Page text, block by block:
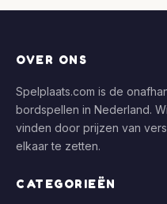
OVER ONS
Spelplaats.com is de
bordspellen in Nederland.
vinden door prijzen van
elkaar te zetten.
CATEGORIEËN